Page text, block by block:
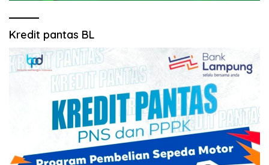
Kredit pantas BL